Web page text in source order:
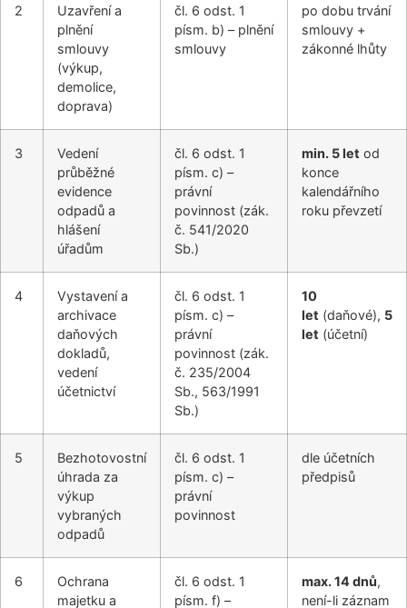
2
Uzavření a
plnění
smlouvy
(výkup,
demolice,
doprava)
čl. 6 odst. 1
písm. b) – plnění
smlouvy
po dobu trvání
smlouvy +
zákonné lhůty
3
Vedení
průběžné
evidence
odpadů a
hlášení
úřadům
čl. 6 odst. 1
písm. c) –
právní
povinnost (zák.
č. 541/2020
Sb.)
min. 5 let od
konce
kalendářního
roku převzetí
4
Vystavení a
archivace
daňových
dokladů,
vedení
účetnictví
čl. 6 odst. 1
písm. c) –
právní
povinnost (zák.
č. 235/2004
Sb., 563/1991
Sb.)
10
let (daňové), 5
let (účetní)
5
Bezhotovostní
úhrada za
výkup
vybraných
odpadů
čl. 6 odst. 1
písm. c) –
právní
povinnost
dle účetních
předpisů
6
Ochrana
majetku a
čl. 6 odst. 1
písm. f) –
max. 14 dnů,
není-li záznam